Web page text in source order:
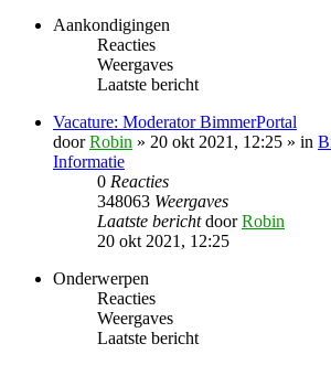
Aankondigingen
Reacties
Weergaves
Laatste bericht
Vacature: Moderator BimmerPortal
doorRobin » 20 okt 2021, 12:25 » in
Informatie
0 Reacties
348063 Weergaves
Laatste berichtdoorRobin
20 okt 2021, 12:25
Onderwerpen
Reacties
Weergaves
Laatste bericht